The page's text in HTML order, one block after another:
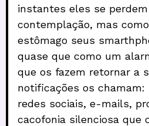
instantes eles se
contemplação, mas
estômago seus
quase que como um
que os fazem retornar a
notificações os chamam:
redes sociais, e-mails,
cacofonia silenciosa que